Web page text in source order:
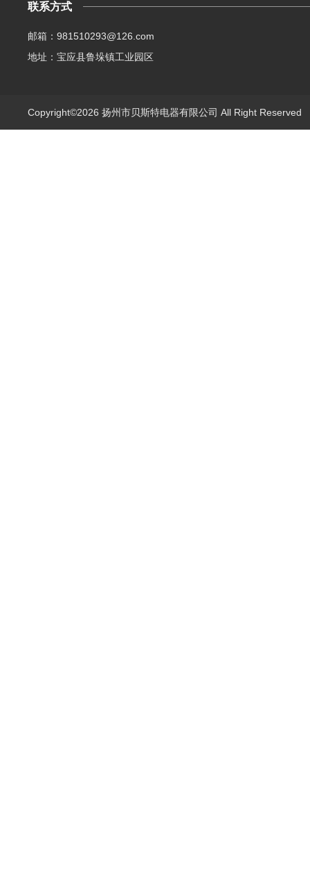
联系方式
邮箱：981510293@126.com
地址：宝应县鲁垛镇工业园区
Copyright©2026 扬州市贝斯特电器有限公司 All Right